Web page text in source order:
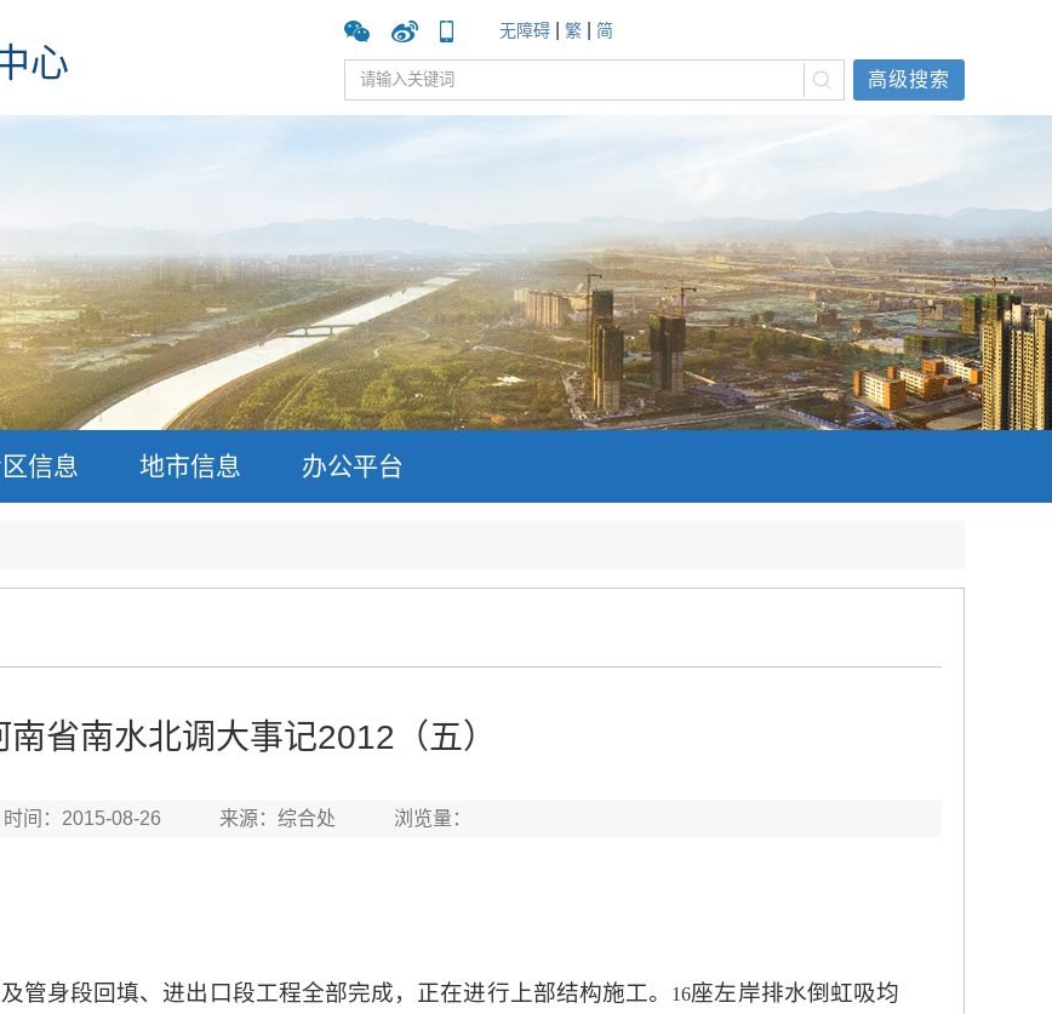
心
无障碍 繁 简
高级搜索
信息 地市信息 办公平台
南省南水北调大事记2012（五）
时间：2015-08-26 来源：综合处 浏览量：
管身段回填、进出口段工程全部完成，正在进行上部结构施工。 16座左岸排水倒虹吸均